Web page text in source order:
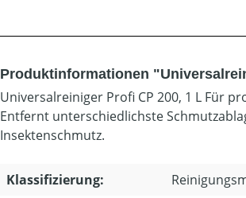
Produktinformationen
Universalreiniger Profi CP 200, 1 L Für
Entfernt unterschiedlichste
Insektenschmutz.
Klassifizierung: